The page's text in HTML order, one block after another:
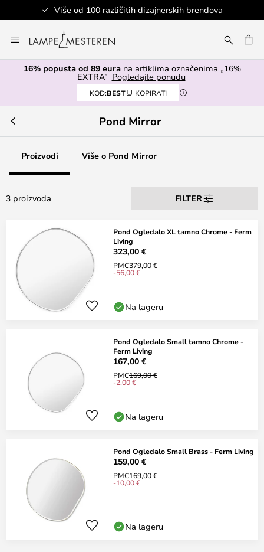
Više od 100 različitih dizajnerskih brendova
to
Content
16% popusta od 89 eurana artiklima označenima „16%
EXTRA” Pogledajte ponudu
KOD:BEST KOPIRATI
Pond Mirror
Proizvodi Više o Pond Mirror
3 proizvoda FILTER
Pond Ogledalo XL tamno Chrome - Ferm
Living
323,00 €
PMC379,00 €
-56,00 €
Na lageru
Pond Ogledalo Small tamno Chrome -
Ferm Living
167,00 €
PMC169,00 €
-2,00 €
Na lageru
Pond Ogledalo Small Brass - Ferm Living
159,00 €
PMC169,00 €
-10,00 €
Na lageru